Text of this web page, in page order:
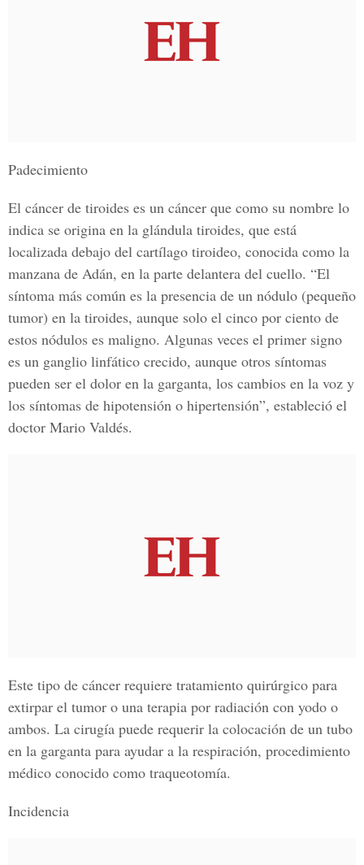
Padecimiento
El cáncer de tiroides es un cáncer que como su nombre lo
indica se origina en la glándula tiroides, que está
localizada debajo del cartílago tiroideo, conocida como la
manzana de Adán, en la parte delantera del cuello. “El
síntoma más común es la presencia de un nódulo (pequeño
tumor) en la tiroides, aunque solo el cinco por ciento de
estos nódulos es maligno. Algunas veces el primer signo
es un ganglio linfático crecido, aunque otros síntomas
pueden ser el dolor en la garganta, los cambios en la voz y
los síntomas de hipotensión o hipertensión”, estableció el
doctor Mario Valdés.
Este tipo de cáncer requiere tratamiento quirúrgico para
extirpar el tumor o una terapia por radiación con yodo o
ambos. La cirugía puede requerir la colocación de un tubo
en la garganta para ayudar a la respiración, procedimiento
médico conocido como traqueotomía.
Incidencia